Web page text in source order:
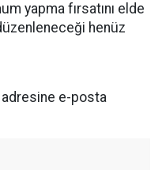
yapma fırsatını elde
henüz
adresine e-posta